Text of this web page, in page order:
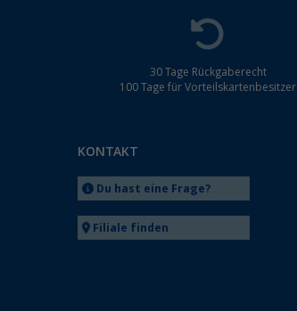
30 Tage Rückgaberecht
100 Tage für Vorteilskartenbesitzer
KONTAKT
Du hast eine Frage?
Filiale finden